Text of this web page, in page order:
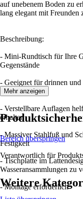
auf unebenem Boden zu
lang elegant mit Freunden
Beschreibung:
- Mini-Rundtisch für Ihre
Gegenstände
- Geeignet für drinnen und
Wohnzimmer
- Verstellbare Auflagen
erhalten
- Massiver Stahlfuß und
Festigkeit
- Tischplatte im
Wasseransammlungen zu
- Montage erforderlich
Mehr anzeigen
Bereich überspringen
Verantwortlich für
Weitere